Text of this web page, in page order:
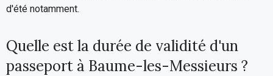
d'été notamment.
Quelle est la durée de validité d'un
passeport à Baume-les-Messieurs ?